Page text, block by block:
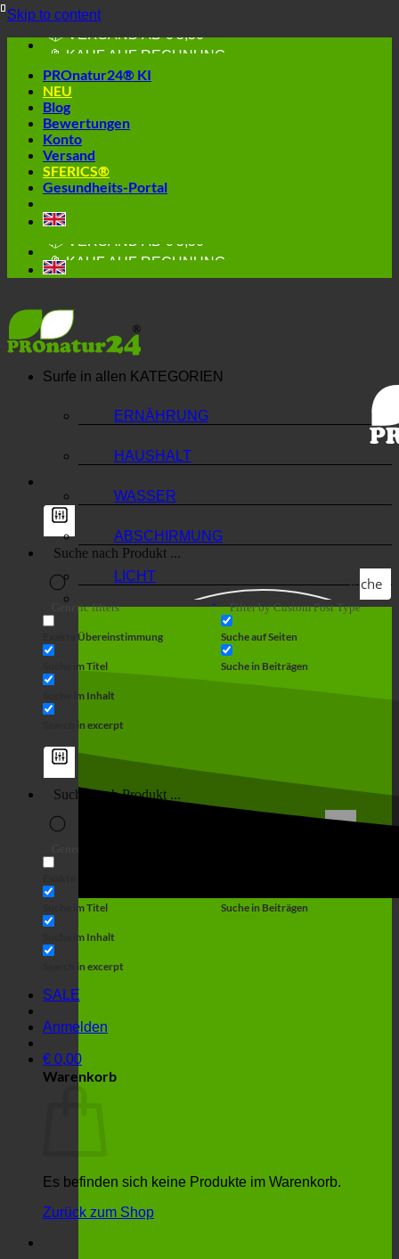
Skip to content
🔆 GESUND. NACHHALTIG.
📦 VERSAND AB € 5,50
🔖 KAUF AUF RECHNUNG
PROnatur24® KI
NEU
Blog
Bewertungen
Konto
Versand
SFERICS®
Gesundheits-Portal
🔆 GESUND. NACHHALTIG.
📦 VERSAND AB € 5,50
🔖 KAUF AUF RECHNUNG
Suche
Generic filters
Exakte Übereinstimmung
Suche im Titel
Suche im Inhalt
Search in excerpt
Filter by Custom Post Type
Suche auf Seiten
Suche in Beiträgen
Suche
Suche im Titel
Suche im Inhalt
Search in excerpt
Suche in Beiträgen
SALE
Anmelden
€ 0,00
Warenkorb
Es befinden sich keine Produkte im Warenkorb.
Zurück zum Shop
Surfe in allen KATEGORIEN
ERNÄHRUNG
HAUSHALT
WASSER
ABSCHIRMUNG
LICHT